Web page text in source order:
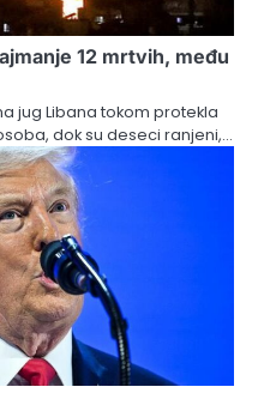
12 mrtvih, među
jug Libana tokom protekla
dok su deseci ranjeni,…